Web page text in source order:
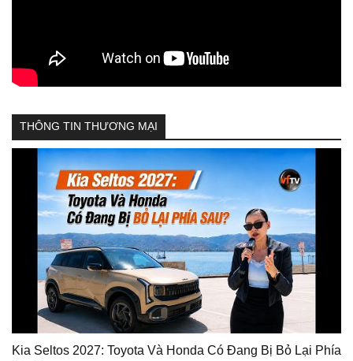
THÔNG TIN THƯƠNG MẠI
Kia Seltos 2027: Toyota Và Honda Có Đang Bị Bỏ Lại Phía